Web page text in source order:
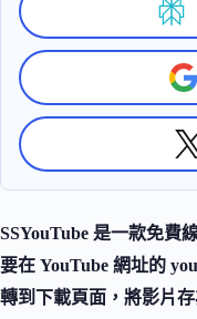
SSYouTube 是一款免費
要在 YouTube 網址的
轉到下載頁面，將影片